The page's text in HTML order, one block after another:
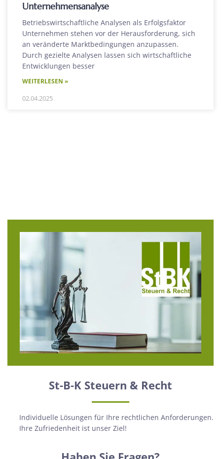
Unternehmensanalyse
Betriebswirtschaftliche Analysen als Erfolgsfaktor
Unternehmen stehen vor der Herausforderung, sich
an veränderte Marktbedingungen anzupassen.
Durch gezielte Analysen lassen sich wirtschaftliche
Entwicklungen besser
WEITERLESEN »
02.04.2025
St-B-K Steuern & Recht
Individuelle Lösungen für Ihre rechtlichen Anforderungen.
Ihre Zufriedenheit ist unser Ziel!